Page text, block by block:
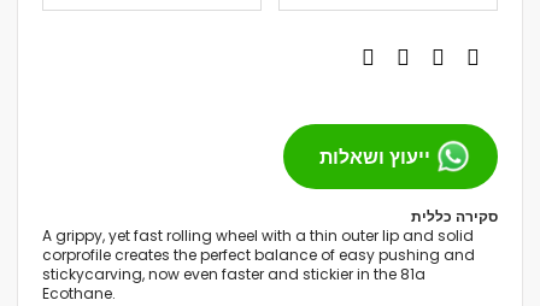
ייעוץ ושאלות
סקירה כללית
A grippy, yet fast rolling wheel with a thin outer lip and solid
corprofile creates the perfect balance of easy pushing and
stickycarving, now even faster and stickier in the 81a
Ecothane.